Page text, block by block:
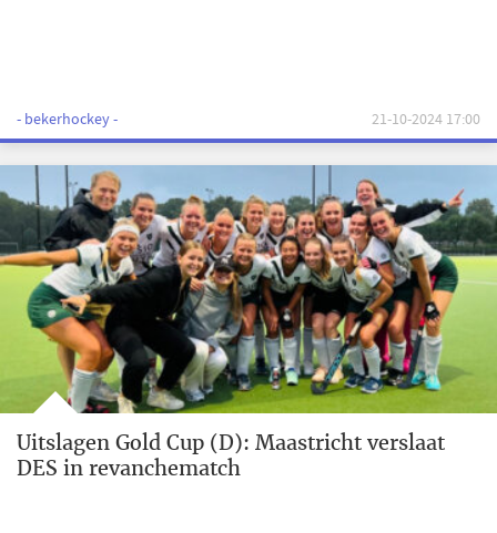
- bekerhockey - 21-10-2024 17:00
Uitslagen Gold Cup (D): Maastricht verslaat
DES in revanchematch